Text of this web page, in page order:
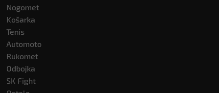
Nogomet
Košarka
Tenis
Automoto
Rukomet
Odbojka
SK Fight